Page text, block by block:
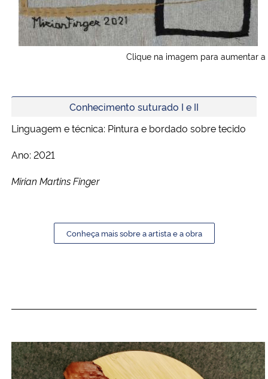
Clique na imagem para aumentar
Conhecimento suturado I e II
Linguagem e técnica: Pintura e bordado sobre tecido
Ano: 2021
Mirian Martins Finger
Conheça mais sobre a artista e a obra